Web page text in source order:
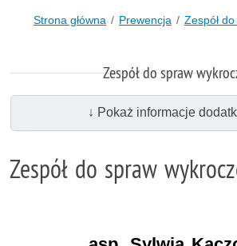
Strona główna Prewencja Zespół
Zespół do spraw
↓ Pokaż informacje
Zespół do spraw